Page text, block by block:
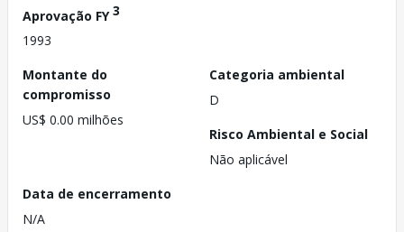
Aprovação FY3
1993
Montante do
compromisso
US$ 0.00 milhões
Categoria ambiental
D
Risco Ambiental e Social
Não aplicável
Data de encerramento
N/A